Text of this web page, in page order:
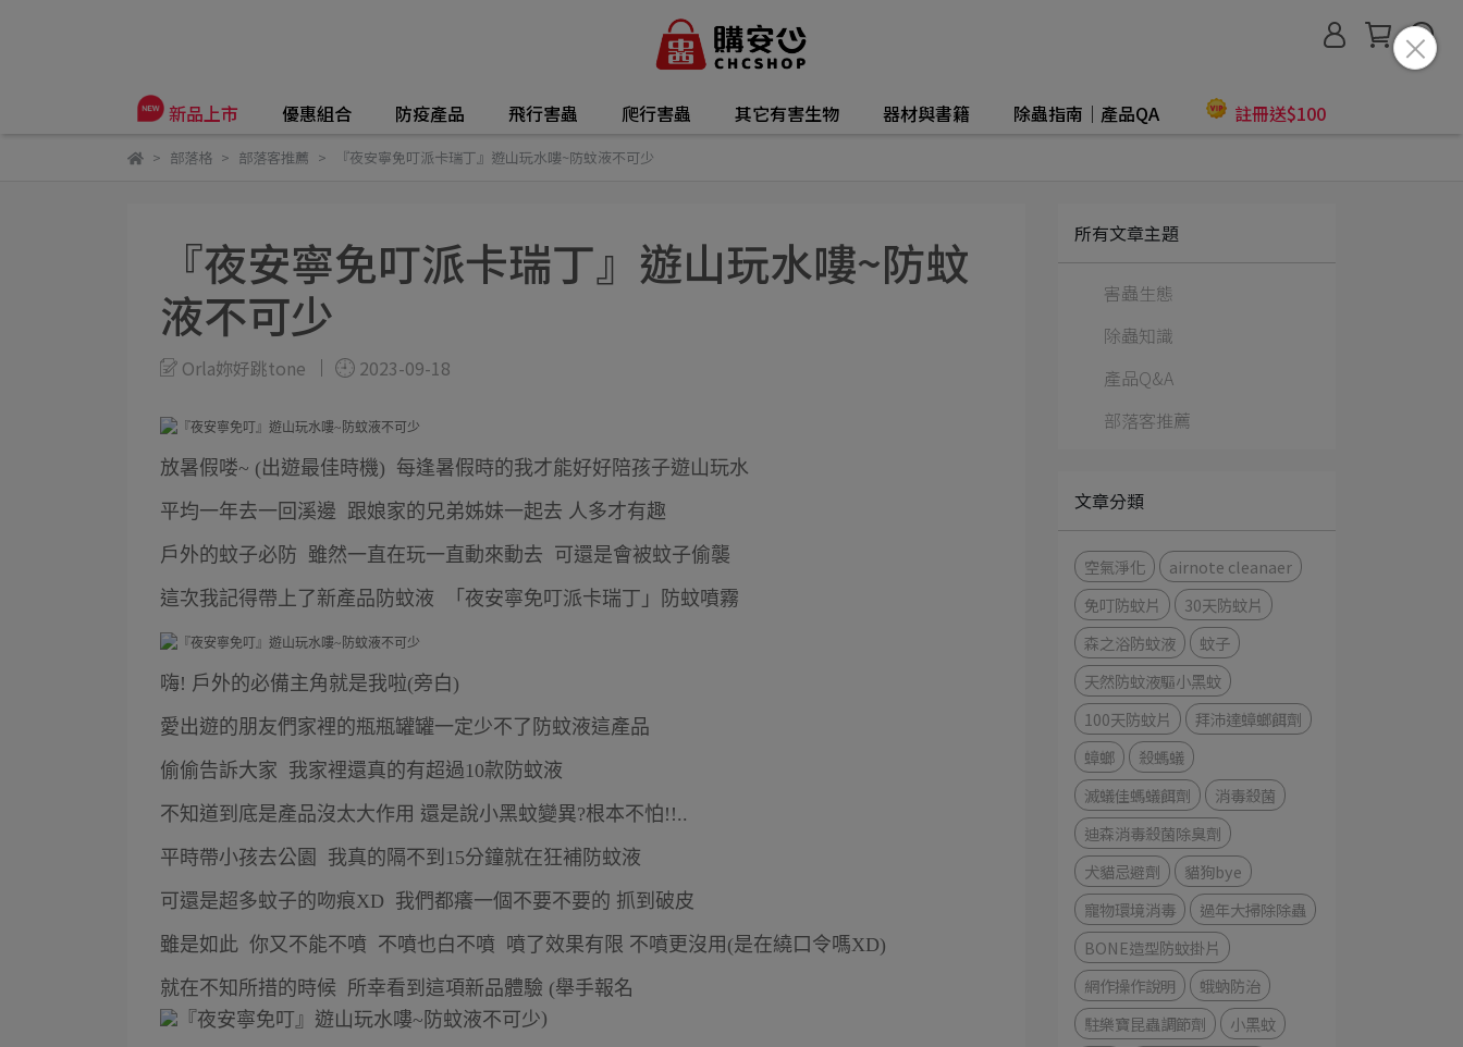
新品上市 優惠組合 防疫產品 飛行害蟲 爬行害蟲 其它有害生物 器材與書籍 除蟲指南│產品QA 註冊送$100
部落格 部落客推薦 『夜安寧免叮派卡瑞丁』遊山玩水嘍~防蚊液不可少
『夜安寧免叮派卡瑞丁』遊山玩水嘍~防蚊
液不可少
Orla妳好跳tone 2023-09-18
放暑假喽~ (出遊最佳時機) 每逢暑假時的我才能好好陪孩子遊山玩水
平均一年去一回溪邊 跟娘家的兄弟姊妹一起去 人多才有趣
戶外的蚊子必防 雖然一直在玩一直動來動去 可還是會被蚊子偷襲
這次我記得帶上了新產品防蚊液 「夜安寧免叮派卡瑞丁」防蚊噴霧
嗨! 戶外的必備主角就是我啦(旁白)
愛出遊的朋友們家裡的瓶瓶罐罐一定少不了防蚊液這產品
偷偷告訴大家 我家裡還真的有超過10款防蚊液
不知道到底是產品沒太大作用 還是說小黑蚊變異?根本不怕!!..
平時帶小孩去公園 我真的隔不到15分鐘就在狂補防蚊液
可還是超多蚊子的吻痕XD 我們都癢一個不要不要的 抓到破皮
雖是如此 你又不能不噴 不噴也白不噴 噴了效果有限 不噴更沒用(是在繞口令嗎XD)
就在不知所措的時候 所幸看到這項新品體驗 (舉手報名
)
所有文章主題
害蟲生態
除蟲知識
產品Q&A
部落客推薦
文章分類
空氣淨化
airnote cleanaer
免叮防蚊片
30天防蚊片
森之浴防蚊液
蚊子
天然防蚊液驅小黑蚊
100天防蚊片
拜沛達蟑螂餌劑
蟑螂
殺螞蟻
滅蟻佳螞蟻餌劑
消毒殺菌
迪森消毒殺菌除臭劑
犬貓忌避劑
貓狗bye
寵物環境消毒
過年大掃除除蟲
BONE造型防蚊掛片
網作操作說明
蛾蚋防治
駐樂寶昆蟲調節劑
小黑蚊